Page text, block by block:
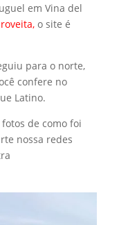
em Vina del
,o site é
para o norte,
confere no
Latino.
de como foi
nossa redes